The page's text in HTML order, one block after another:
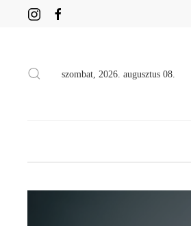
szombat, 2026. augusztus 08.